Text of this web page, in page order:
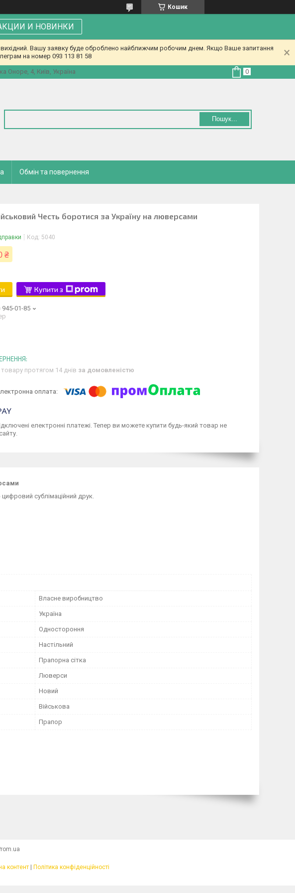
Кошик
И НОВИНКИ
Вашу заявку буде оброблено найближчим робочим днем. Якщо Ваше запитання
на номер 093 113 81 58
Оноре, 4, Київ, Україна
Пошук...
Обмін та повернення
Честь боротися за Україну на люверсами
Код: 5040
₴
Купити з
945-01-85
протягом 14 днів за домовленістю
електронні платежі. Тепер ви можете купити будь-який товар не
сублімаційний друк.
Власне виробництво
Україна
Одностороння
Настільний
Прапорна сітка
Люверси
Новий
Військова
Прапор
контент | Політика конфіденційності